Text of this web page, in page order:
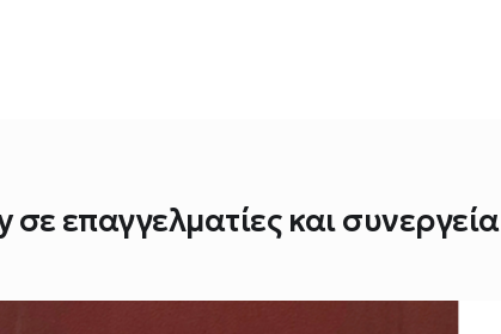
επαγγελματίες και συνεργεία